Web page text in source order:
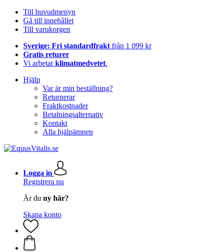
Till huvudmenyn
Gå till innehållet
Till varukorgen
Sverige: Fri standardfrakt från 1 099 kr
Gratis returer
Vi arbetarklimatmedvetet.
Hjälp
Var är min beställning?
Returnerar
Fraktkostnader
Betalningsalternativ
Kontakt
Alla hjälpämnen
Logga in
Registrera nu
Är du ny här?
Skapa konto